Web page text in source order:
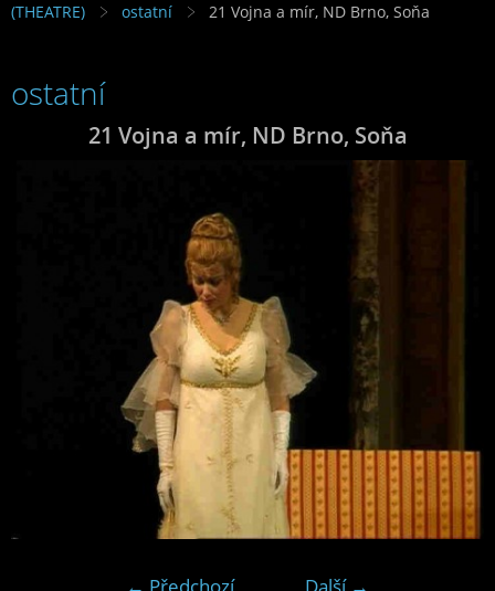
(THEATRE)
ostatní 21 Vojna a mír, ND Brno, Soňa
ostatní
21 Vojna a mír, ND Brno, Soňa
← Předchozí Další →